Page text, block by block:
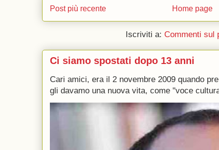
Post più recente Home page
Iscriviti a: Commenti sul
Ci siamo spostati dopo 13 anni
Cari amici, era il 2 novembre 2009 quando
gli davamo una nuova vita, come "voce